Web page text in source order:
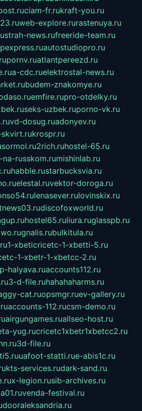
ciam-fr.rukraft-you.ru
web-explore.rurastenuya.ru
strah-news.rufreeride-team.ru
autostudiopro.ru
pornv.ruatlantpereezd.ru
a-cdc.ruelektrostal-news.ru
budem-znakomye.ru
emfire.rupro-otdelky.ru
seks-uzbek.ruporno-vk.ru
vd-dosug.ruadonyev.ru
krospr.ru
sormol.ru2rich.ruhostel-65.ru
russkom.rumishinlab.ru
habble.rustarbucksvia.ru
elestal.ruvektor-doroga.ru
lenasever.rulovinskix.ru
discofoxworld.ru
hostel65.ruliura.ruglasspb.ru
gnalis.rubulkitula.ru
1-xbeticricetc-1-xbetti-5.ru
1-xbetr-1-xbetcc-2.ru
halyava.ruaccounts112.ru
3-d-file.ruhahahaharms.ru
cat.ruopsmgr.ruev-gallery.ru
accounts-112.rucsm-demo.ru
airgungames.ruallseo-host.ru
yug.rucricetc1xbetr1xbetcc2.ru
3d-file.ru
uafoot-statti.rue-abis1c.ru
kts-services.rudark-sand.ru
x-legion.rusib-archives.ru
venda-festival.ru
dooraleksandria.ru